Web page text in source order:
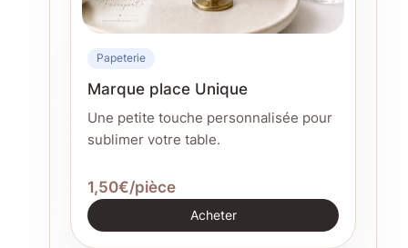
Papeterie
Marque place Unique
Une petite touche personnalisée pour
sublimer votre table.
1,50€/pièce
Acheter